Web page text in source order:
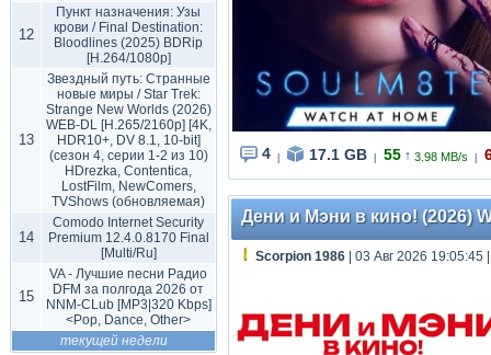
12
Пункт назначения: Узы
крови / Final Destination:
Bloodlines (2025) BDRip
[H.264/1080p]
13
Звездный путь: Странные
новые миры / Star Trek:
Strange New Worlds (2026)
WEB-DL [H.265/2160p] [4K,
HDR10+, DV 8.1, 10-bit]
(сезон 4, серии 1-2 из 10)
HDrezka, Contentica,
LostFilm, NewComers,
TVShows (обновляемая)
14
Comodo Internet Security
Premium 12.4.0.8170 Final
[Multi/Ru]
15
VA - Лучшие песни Радио
DFM за полгода 2026 от
NNM-CLub [MP3|320 Kbps]
<Pop, Dance, Other>
текущей недели
4 17.1 GB 55 ↑ 3.98 MB/s
Дени и Мэни в кино! (2026)
Scorpion 1986 | 03 Авг 2026 19:05:45